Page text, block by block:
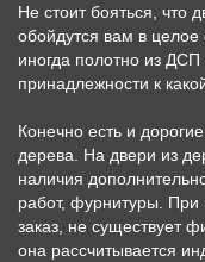
Не стоит бояться, что
обойдутся вам в целое
иногда полотно из
принадлежности к
Конечно есть и
дерева. На двери из
наличия
работ, фурнитуры. При
заказ, не существует
она рассчитывается